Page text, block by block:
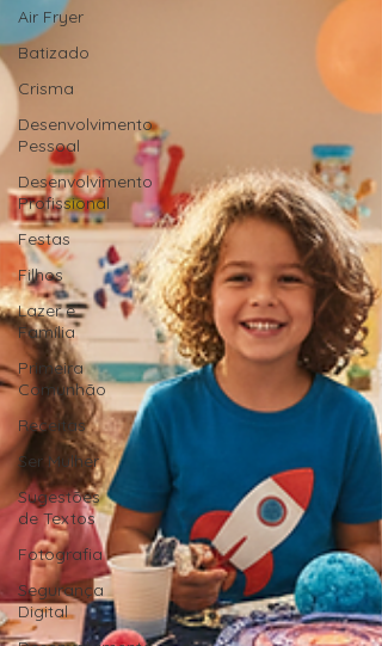
Air Fryer
Batizado
Crisma
Desenvolvimento
Pessoal
Desenvolvimento
Profissional
Festas
Filhos
Lazer e
Família
Primeira
Comunhão
Receitas
Ser Mulher
Sugestões
de Textos
Fotografia
Segurança
Digital